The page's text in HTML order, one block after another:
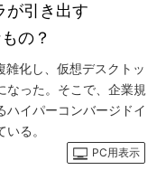
が引き出す
の？
化し、仮想デスクトッ
なった。そこで、企業規
ハイパーコンバージドイ
る。
PC用表示